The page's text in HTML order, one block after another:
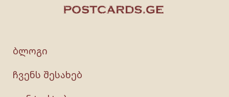
ბლოგი
ჩვენს შესახებ